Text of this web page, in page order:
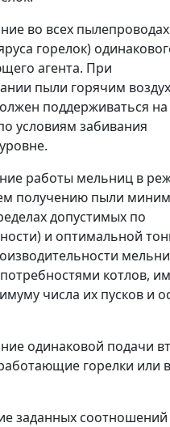
во всех пылепроводах
горелок)
агента. При
пыли горячим
поддерживаться на
условиям забивания
работы мельниц в
получению пыли
допустимых по
и оптимальной
котлов,
числа их пусков и
одинаковой подачи
горелки или
заданных